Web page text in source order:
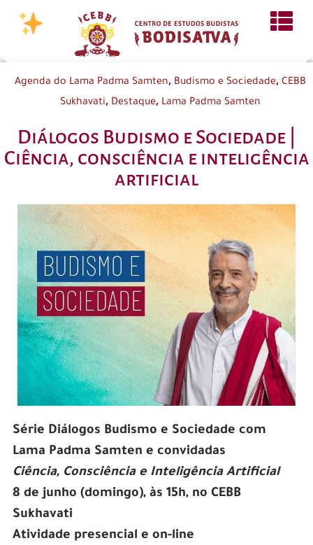
Agenda do Lama Padma Samten, Budismo e Sociedade, CEBB
Sukhavati, Destaque, Lama Padma Samten
Diálogos Budismo e Sociedade |
Ciência, consciência e inteligência
artificial
Série Diálogos Budismo e Sociedade com
Lama Padma Samten e convidadas
Ciência, Consciência e Inteligência Artificial
8 de junho (domingo), às 15h, no CEBB
Sukhavati
Atividade presencial e on-line